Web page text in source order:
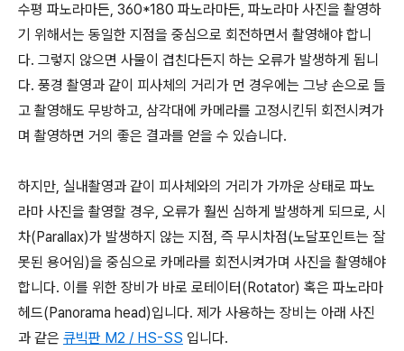
수평 파노라마든, 360*180 파노라마든, 파노라마 사진을 촬영하
기 위해서는 동일한 지점을 중심으로 회전하면서 촬영해야 합니
다. 그렇지 않으면 사물이 겹친다든지 하는 오류가 발생하게 됩니
다. 풍경 촬영과 같이 피사체의 거리가 먼 경우에는 그냥 손으로 들
고 촬영해도 무방하고, 삼각대에 카메라를 고정시킨뒤 회전시켜가
며 촬영하면 거의 좋은 결과를 얻을 수 있습니다.
하지만, 실내촬영과 같이 피사체와의 거리가 가까운 상태로 파노
라마 사진을 촬영할 경우, 오류가 훨씬 심하게 발생하게 되므로, 시
차(Parallax)가 발생하지 않는 지점, 즉 무시차점(노달포인트는 잘
못된 용어임)을 중심으로 카메라를 회전시켜가며 사진을 촬영해야
합니다. 이를 위한 장비가 바로 로테이터(Rotator) 혹은 파노라마
헤드(Panorama head)입니다. 제가 사용하는 장비는 아래 사진
과 같은 큐빅판 M2 / HS-SS 입니다.